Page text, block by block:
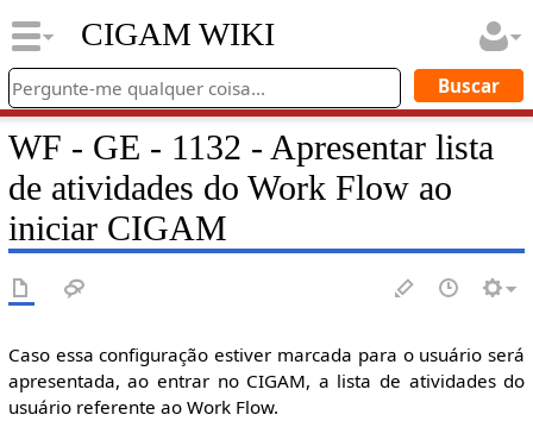
CIGAM WIKI
WF - GE - 1132 - Apresentar lista
de atividades do Work Flow ao
iniciar CIGAM
Caso essa configuração estiver marcada para o usuário será
apresentada, ao entrar no CIGAM, a lista de atividades do
usuário referente ao Work Flow.